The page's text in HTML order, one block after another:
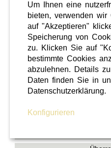
Um Ihnen eine
bieten, verwenden
auf "Akzeptieren"
Speicherung von
zu. Klicken Sie auf
bestimmte Cookies
abzulehnen. Details
Daten finden Sie in
Datenschutzerklärung.
Konfigurieren